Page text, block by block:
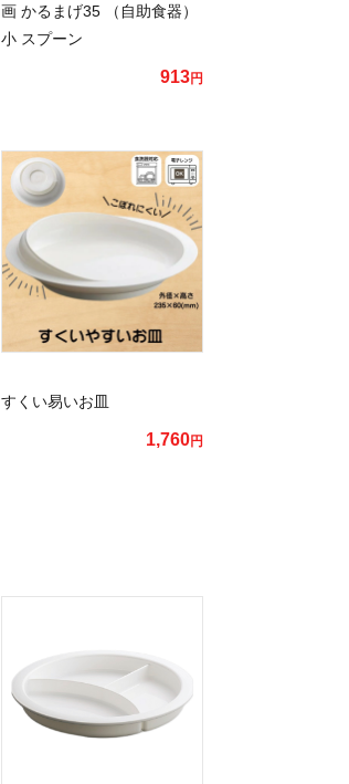
画 かるまげ35 （自助食器）
小 スプーン
913円
すくい易いお皿
1,760円